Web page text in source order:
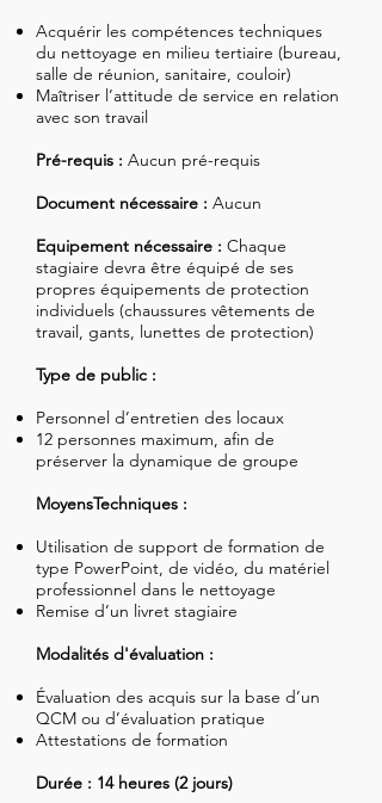
Acquérir les compétences techniques
du nettoyage en milieu tertiaire (bureau,
salle de réunion, sanitaire, couloir)
Maîtriser l’attitude de service en relation
avec son travail
Pré-requis : Aucun pré-requis
Document nécessaire : Aucun
Equipement nécessaire : Chaque
stagiaire devra être équipé de ses
propres équipements de protection
individuels (chaussures vêtements de
travail, gants, lunettes de protection)
Type de public :
Personnel d’entretien des locaux
12 personnes maximum, afin de
préserver la dynamique de groupe
MoyensTechniques :
Utilisation de support de formation de
type PowerPoint, de vidéo, du matériel
professionnel dans le nettoyage
Remise d’un livret stagiaire
Modalités d'évaluation :
Évaluation des acquis sur la base d’un
QCM ou d’évaluation pratique
Attestations de formation
Durée : 14 heures (2 jours)